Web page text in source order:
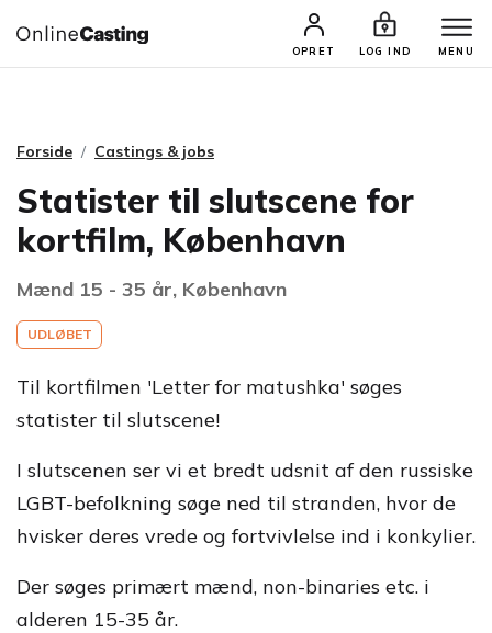
OPRET LOG IND MENU
CASTINGS & JOBS SØG PROFIL
Forside Castings & jobs
Statister til slutscene for
kortfilm, København
Mænd 15 - 35 år, København
UDLØBET
Til kortfilmen 'Letter for matushka' søges
statister til slutscene!
I slutscenen ser vi et bredt udsnit af den russiske
LGBT-befolkning søge ned til stranden, hvor de
hvisker deres vrede og fortvivlelse ind i konkylier.
Der søges primært mænd, non-binaries etc. i
alderen 15-35 år.